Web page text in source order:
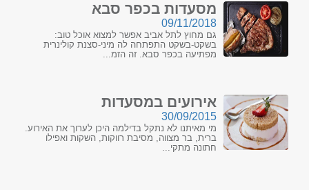
מסעדות בכפר סבא
09/11/2018
גם מחוץ לתל אביב אפשר למצוא אוכל טוב:
בשקט-בשקט התפתחה לה מיני-סצנת קולינרית
מפתיעה בכפר סבא. זה הזמ...
אירועים במסעדות
30/09/2015
מי מאיתנו לא נתקל בדילמה היכן לערוך את האירוע.
ברית, בר מצווה, מסיבת רווקות, השקות ואפילו
חתונה מתקי...